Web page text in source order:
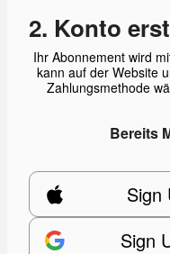
2. Konto
Ihr Abonnement wird
kann auf der Website
Zahlungsmethode
Bereits
Sign
Sign